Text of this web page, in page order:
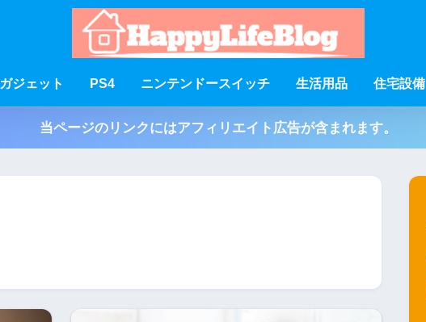
ガジェット PS4 ニンテンドースイッチ 生活用品 住宅設備
当ページのリンクにはアフィリエイト広告が含まれます。